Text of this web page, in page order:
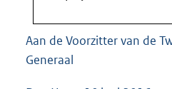
Aan de Voorzitter van de
Generaal